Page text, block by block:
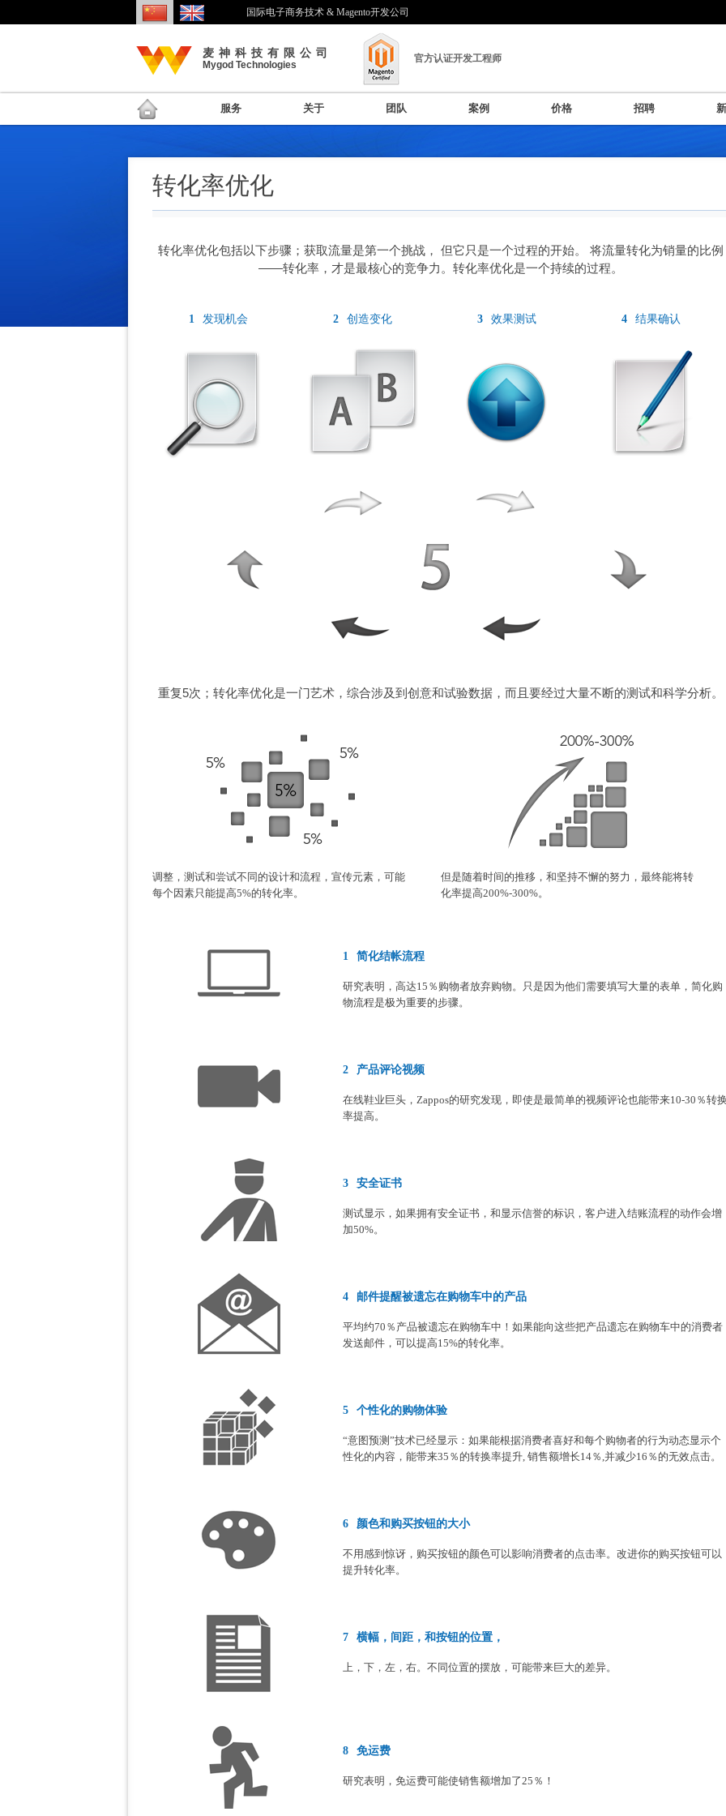
国际电子商务技术 & Magento开发公司
麦神科技有限公司
Mygod Technologies
官方认证开发工程师
服务 关于 团队 案例 价格 招聘
转化率优化
转化率优化包括以下步骤；获取流量是第一个挑战， 但它只是一个过程的开始。 将流量转化为销量的比例
——转化率，才是最核心的竞争力。转化率优化是一个持续的过程。
1 发现机会 2 创造变化 3 效果测试 4 结果确认
重复5次；转化率优化是一门艺术，综合涉及到创意和试验数据，而且要经过大量不断的测试和科学分析。
调整，测试和尝试不同的设计和流程，宣传元素，可能
每个因素只能提高5%的转化率。
但是随着时间的推移，和坚持不懈的努力，最终能将转
化率提高200%-300%。
1 简化结帐流程
研究表明，高达15％购物者放弃购物。只是因为他们需要填写大量的表单，简化购
物流程是极为重要的步骤。
2 产品评论视频
在线鞋业巨头，Zappos的研究发现，即使是最简单的视频评论也能带来10-30％转
率提高。
3 安全证书
测试显示，如果拥有安全证书，和显示信誉的标识，客户进入结账流程的动作会增
加50%。
4 邮件提醒被遗忘在购物车中的产品
平均约70％产品被遗忘在购物车中！如果能向这些把产品遗忘在购物车中的消费者
发送邮件，可以提高15%的转化率。
5 个性化的购物体验
“意图预测”技术已经显示：如果能根据消费者喜好和每个购物者的行为动态显示个
性化的内容，能带来35％的转换率提升, 销售额增长14％,并减少16％的无效点击。
6 颜色和购买按钮的大小
不用感到惊讶，购买按钮的颜色可以影响消费者的点击率。改进你的购买按钮可以
提升转化率。
7 横幅，间距，和按钮的位置，
上，下，左，右。不同位置的摆放，可能带来巨大的差异。
8 免运费
研究表明，免运费可能使销售额增加了25％！